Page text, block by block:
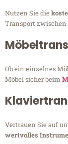
Nutzen Sie die
Transport zwischen
Ob ein einzelnes
Möbel sicher beim
Vertrauen Sie auf
wertvolles